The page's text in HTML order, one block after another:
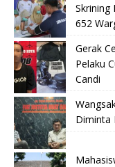
Skrining
652
Gerak
Pelaku
Candi
Diminta